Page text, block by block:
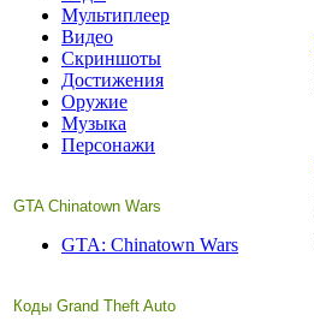
Мультиплеер
Видео
Скриншоты
Достижения
Оружие
Музыка
Персонажи
GTA Chinatown Wars
GTA: Chinatown Wars
Коды Grand Theft Auto